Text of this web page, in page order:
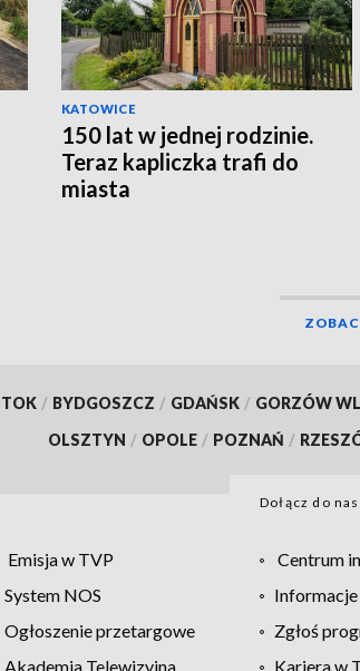
KATOWICE
150 lat w jednej rodzinie.
Teraz kapliczka trafi do
miasta
/ BYDGOSZCZ / GDAŃSK / GORZÓW
OLSZTYN / OPOLE / POZNAŃ /
Dołącz do
Emisja w TVP Centrum
System NOS
Ogłoszenie przetargowe Zgłoś
Akademia Telewizyjna Kariera w